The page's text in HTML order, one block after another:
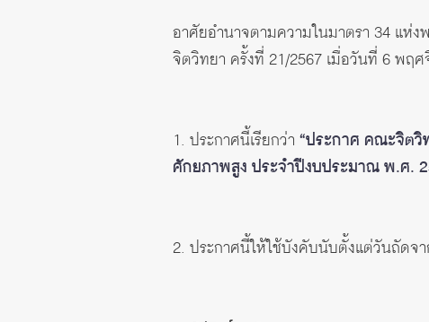
อาศัยอํานาจตามความในมาตรา 34 แ
จิตวิทยา ครั้งที่ 21/2567 เมื่อวันที่ 6 พฤ
1. ประกาศนี้เรียกว่า “ประกาศ คณะจิต
ศักยภาพสูง ประจําปีงบประมาณ พ.ศ.
2. ประกาศนี้ให้ใช้บังคับนับตั้งแต่วันถัดจ